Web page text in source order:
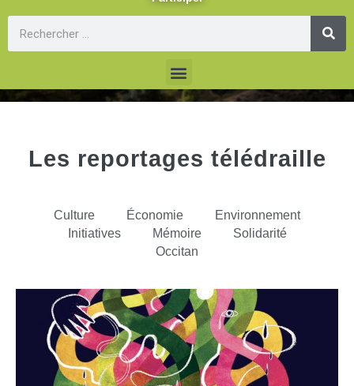
Les reportages télédraille
Culture Économie
Environnement
Initiatives
Mémoire
Solidarité
Occitan